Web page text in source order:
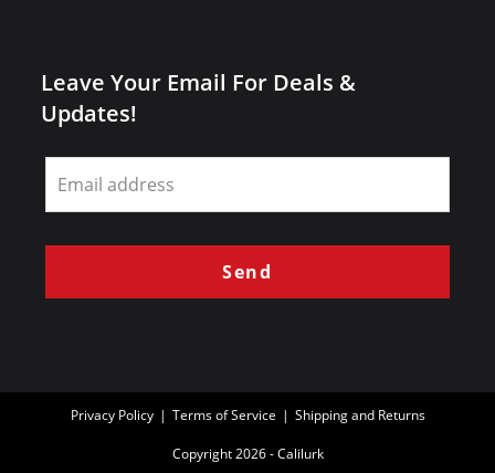
Leave Your Email For Deals &
Updates!
Leave
this
field
blank
Send
Privacy Policy Terms of Service Shipping and Returns
Copyright 2026 - Calilurk